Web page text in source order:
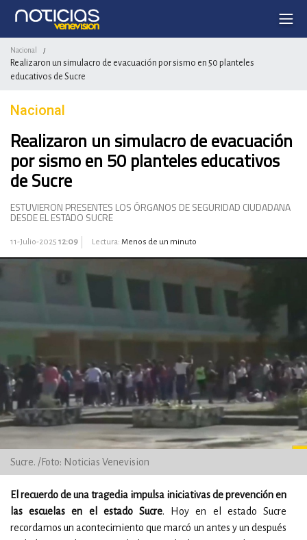
Nacional /
Realizaron un simulacro de evacuación por sismo en 50 planteles
educativos de Sucre
Nacional
Realizaron un simulacro de evacuación
por sismo en 50 planteles educativos
de Sucre
ESTUVIERON PRESENTES LOS ÓRGANOS DE SEGURIDAD CIUDADANA
DESDE EL ESTADO SUCRE
11-Julio-2025 12:09 Lectura: Menos de un minuto
Sucre. /Foto: Noticias Venevision
El recuerdo de una tragedia impulsa iniciativas de prevención en
las escuelas en el estado Sucre. Hoy en el estado Sucre
recordamos un acontecimiento que marcó un antes y un después